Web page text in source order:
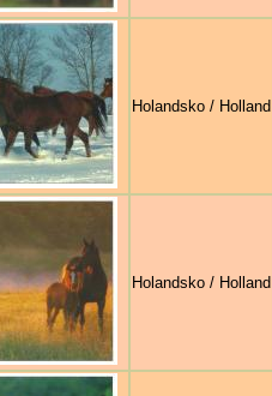
Holandsko / Holland
Holandsko / Holland